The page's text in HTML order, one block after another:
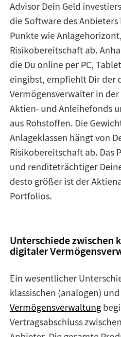
Advisor Dein Geld
die Software des
Punkte wie
Risikobereitschaft ab.
die Du online per PC,
eingibst, empfiehlt Dir der
Vermögensverwalter in der
Aktien- und Anleihefonds
aus Rohstoffen. Die
Anlageklassen hängt von
Risikobereitschaft ab. Das
und renditeträchtiger
desto größer ist der
Portfolios.
Unterschiede zwischen
digitaler
Ein wesentlicher
klassischen (analogen)
Vermögensverwaltung
Vertragsabschluss